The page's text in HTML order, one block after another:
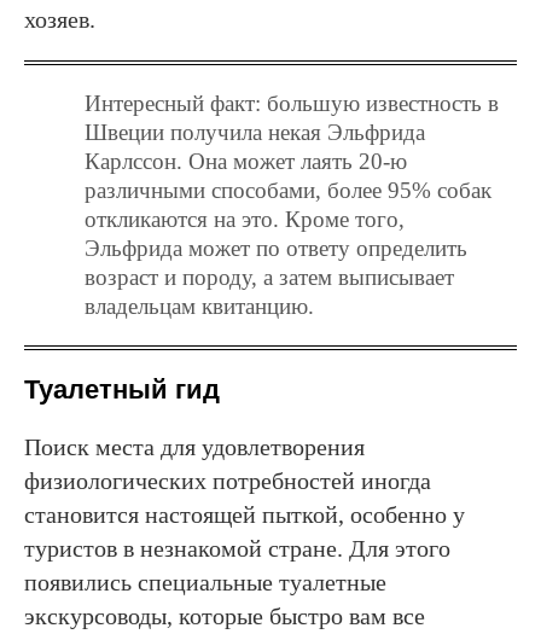
хозяев.
Интересный факт: большую известность в
Швеции получила некая Эльфрида
Карлссон. Она может лаять 20-ю
различными способами, более 95% собак
откликаются на это. Кроме того,
Эльфрида может по ответу определить
возраст и породу, а затем выписывает
владельцам квитанцию.
Туалетный гид
Поиск места для удовлетворения
физиологических потребностей иногда
становится настоящей пыткой, особенно у
туристов в незнакомой стране. Для этого
появились специальные туалетные
экскурсоводы, которые быстро вам все